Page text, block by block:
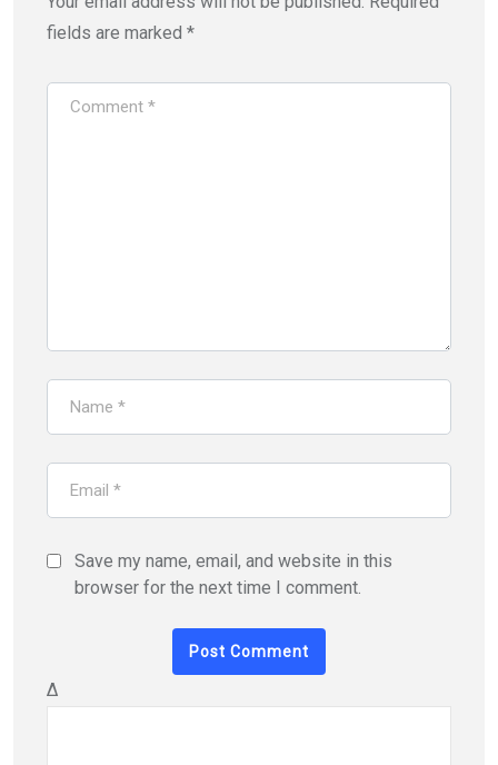
fields are marked *
Save my name, email, and website in this
browser for the next time I comment.
Δ